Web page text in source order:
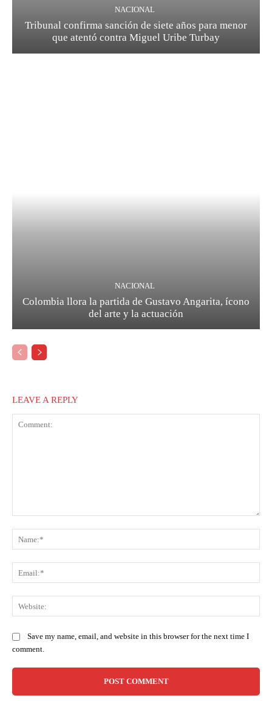
NACIONAL
Tribunal confirma sanción de siete años para menor
que atentó contra Miguel Uribe Turbay
NACIONAL
Colombia llora la partida de Gustavo Angarita, ícono
del arte y la actuación
LEAVE A REPLY
Save my name, email, and website in this browser for the next time I
comment.